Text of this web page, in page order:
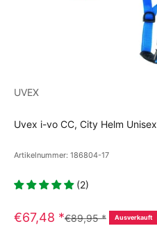
UVEX
Uvex i-vo CC, City Helm Unisex
Artikelnummer: 186804-17
(2)
€67,48 *€89,95* Ausverkauft